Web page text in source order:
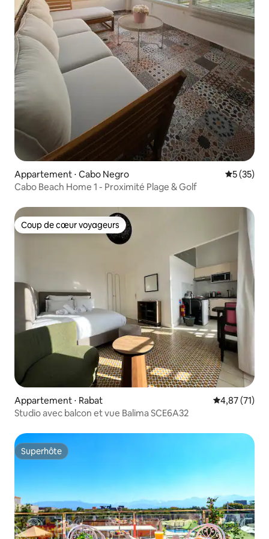
Appartement ⋅ Cabo Negro
5 (35)
Cabo Beach Home 1 - Proximité Plage & Golf
Coup de cœur voyageurs
Coup de cœur voyageurs
Appartement ⋅ Rabat Évaluation
4,87 (71)
Studio avec balcon et vue Balima SCE6A32
Superhôte
Superhôte